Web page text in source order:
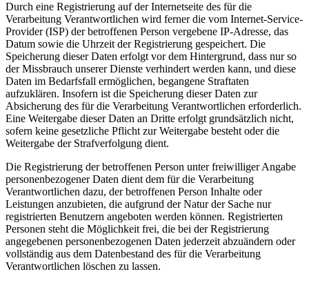
Durch eine Registrierung auf der Internetseite des für die
Verarbeitung Verantwortlichen wird ferner die vom Internet-Service-
Provider (ISP) der betroffenen Person vergebene IP-Adresse, das
Datum sowie die Uhrzeit der Registrierung gespeichert. Die
Speicherung dieser Daten erfolgt vor dem Hintergrund, dass nur so
der Missbrauch unserer Dienste verhindert werden kann, und diese
Daten im Bedarfsfall ermöglichen, begangene Straftaten
aufzuklären. Insofern ist die Speicherung dieser Daten zur
Absicherung des für die Verarbeitung Verantwortlichen erforderlich.
Eine Weitergabe dieser Daten an Dritte erfolgt grundsätzlich nicht,
sofern keine gesetzliche Pflicht zur Weitergabe besteht oder die
Weitergabe der Strafverfolgung dient.
Die Registrierung der betroffenen Person unter freiwilliger Angabe
personenbezogener Daten dient dem für die Verarbeitung
Verantwortlichen dazu, der betroffenen Person Inhalte oder
Leistungen anzubieten, die aufgrund der Natur der Sache nur
registrierten Benutzern angeboten werden können. Registrierten
Personen steht die Möglichkeit frei, die bei der Registrierung
angegebenen personenbezogenen Daten jederzeit abzuändern oder
vollständig aus dem Datenbestand des für die Verarbeitung
Verantwortlichen löschen zu lassen.